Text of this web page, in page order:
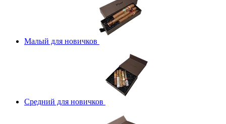
Малый для новичков
Средний для новичков